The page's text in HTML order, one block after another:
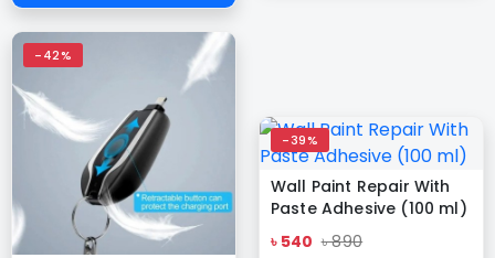
-42%
-39%
Wall Paint Repair With
Paste Adhesive (100 ml)
৳ 540 ৳ 890